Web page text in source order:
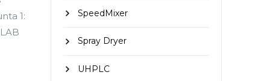
1:
SpeedMixer
Spray Dryer
UHPLC